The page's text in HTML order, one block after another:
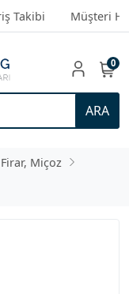
Takibi Müşteri
ARA
0
Miçoz